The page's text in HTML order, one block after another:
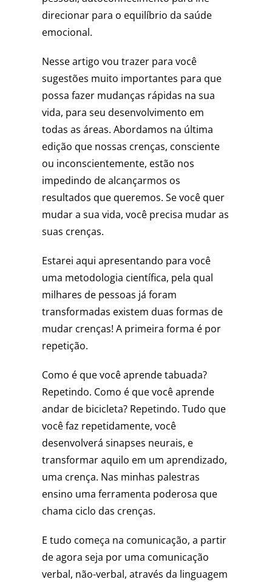
direcionar para o equilíbrio da saúde
emocional.
Nesse artigo vou trazer para você
sugestões muito importantes para que
possa fazer mudanças rápidas na sua
vida, para seu desenvolvimento em
todas as áreas. Abordamos na última
edição que nossas crenças, consciente
ou inconscientemente, estão nos
impedindo de alcançarmos os
resultados que queremos. Se você quer
mudar a sua vida, você precisa mudar as
suas crenças.
Estarei aqui apresentando para você
uma metodologia científica, pela qual
milhares de pessoas já foram
transformadas existem duas formas de
mudar crenças! A primeira forma é por
repetição.
Como é que você aprende tabuada?
Repetindo. Como é que você aprende
andar de bicicleta? Repetindo. Tudo que
você faz repetidamente, você
desenvolverá sinapses neurais, e
transformar aquilo em um aprendizado,
uma crença. Nas minhas palestras
ensino uma ferramenta poderosa que
chama ciclo das crenças.
E tudo começa na comunicação, a partir
de agora seja por uma comunicação
verbal, não-verbal, através da linguagem